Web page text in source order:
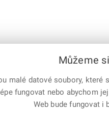
Můžeme
malé datové soubory,
fungovat nebo abychom
Web bude fungovat i